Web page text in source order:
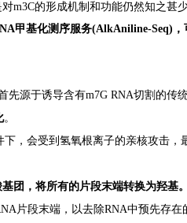
m3C的形成机制和功能仍然知之甚少
甲基化测序服务(AlkAniline-Seq)
先源于诱导含有m7G RNA切割的传
。
下，会受到氢氧根离子的亲核攻击
团，将所有的片段末端转换为羟基。
片段末端，以去除RNA中预先存